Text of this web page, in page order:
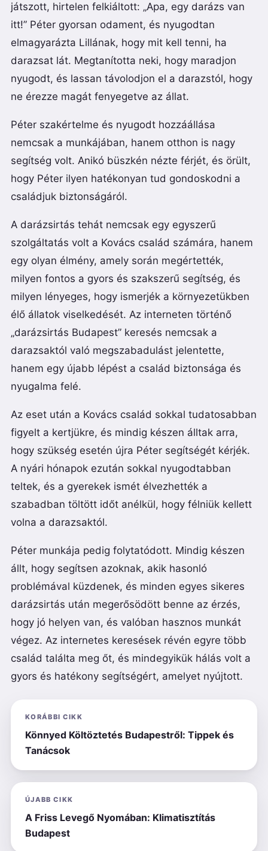
játszott, hirtelen felkiáltott: „Apa, egy darázs van
itt!” Péter gyorsan odament, és nyugodtan
elmagyarázta Lillának, hogy mit kell tenni, ha
darazsat lát. Megtanította neki, hogy maradjon
nyugodt, és lassan távolodjon el a darazstól, hogy
ne érezze magát fenyegetve az állat.
Péter szakértelme és nyugodt hozzáállása
nemcsak a munkájában, hanem otthon is nagy
segítség volt. Anikó büszkén nézte férjét, és örült,
hogy Péter ilyen hatékonyan tud gondoskodni a
családjuk biztonságáról.
A darázsirtás tehát nemcsak egy egyszerű
szolgáltatás volt a Kovács család számára, hanem
egy olyan élmény, amely során megértették,
milyen fontos a gyors és szakszerű segítség, és
milyen lényeges, hogy ismerjék a környezetükben
élő állatok viselkedését. Az interneten történő
„darázsirtás Budapest” keresés nemcsak a
darazsaktól való megszabadulást jelentette,
hanem egy újabb lépést a család biztonsága és
nyugalma felé.
Az eset után a Kovács család sokkal tudatosabban
figyelt a kertjükre, és mindig készen álltak arra,
hogy szükség esetén újra Péter segítségét kérjék.
A nyári hónapok ezután sokkal nyugodtabban
teltek, és a gyerekek ismét élvezhették a
szabadban töltött időt anélkül, hogy félniük kellett
volna a darazsaktól.
Péter munkája pedig folytatódott. Mindig készen
állt, hogy segítsen azoknak, akik hasonló
problémával küzdenek, és minden egyes sikeres
darázsirtás után megerősödött benne az érzés,
hogy jó helyen van, és valóban hasznos munkát
végez. Az internetes keresések révén egyre több
család találta meg őt, és mindegyikük hálás volt a
gyors és hatékony segítségért, amelyet nyújtott.
KORÁBBI CIKK
Könnyed Költöztetés Budapestről: Tippek és
Tanácsok
ÚJABB CIKK
A Friss Levegő Nyomában: Klimatisztítás
Budapest